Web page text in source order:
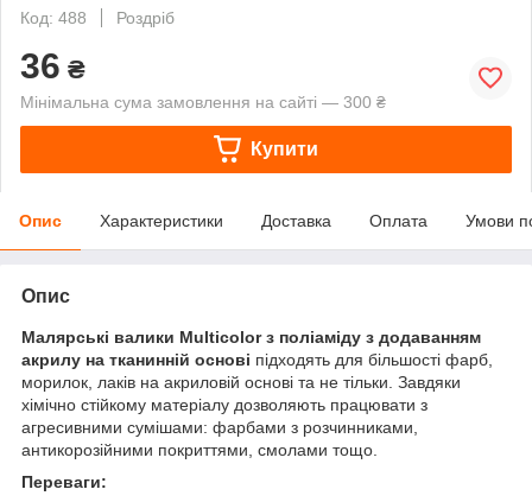
Код: 488
Роздріб
36 ₴
Мінімальна сума замовлення на сайті — 300 ₴
Купити
Опис Характеристики Доставка Оплата Умови
Опис
Малярські валики Multicolor з поліаміду з додаванням
акрилу на тканинній основі підходять для більшості фарб,
морилок, лаків на акриловій основі та не тільки. Завдяки
хімічно стійкому матеріалу дозволяють працювати з
агресивними сумішами: фарбами з розчинниками,
антикорозійними покриттями, смолами тощо.
Переваги: